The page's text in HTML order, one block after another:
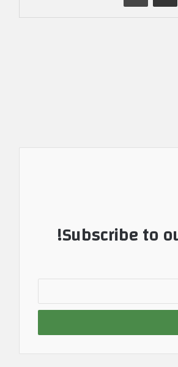
Subscribe to